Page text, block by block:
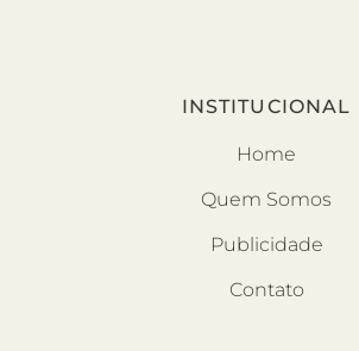
INSTITUCIONAL
Home
Quem Somos
Publicidade
Contato